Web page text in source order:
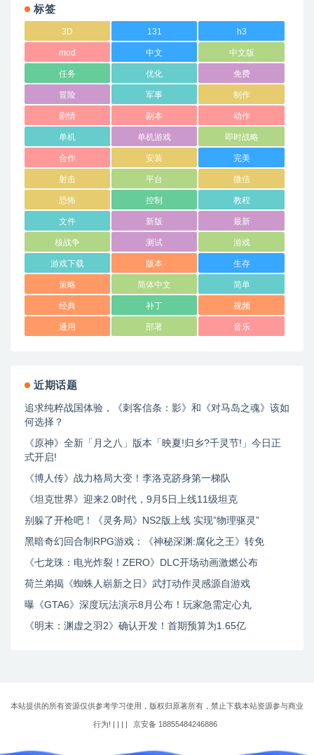
标签
3D 131 h3
mod 中文 中文版
任务 优化 免费
冒险 军事 制作
剧情 副本 动作
单机 单机游戏 即时战略
合作 安装 完美
射击 平台 微信
恐怖 控制 教程
文件 新版 最新
核战争 测试 游戏
游戏下载 版本 生存
策略 简体中文 简单
经典 补丁 视频
通用 部署 音乐
近期话题
追求纯粹战国体验，《刺客信条：影》和《对马岛之魂》该如
何选择？
《原神》全新「月之八」版本「映夏!归乡?千灵节!」今日正
式开启!
《博人传》战力格局大变！李洛克跻身第一梯队
《坦克世界》迎来2.0时代，9月5日上线11级坦克
别躲了开枪吧！《灵务局》NS2版上线 实现”物理驱灵”
黑暗奇幻回合制RPG游戏：《神秘深渊:腐化之王》转免
《七龙珠：电光炸裂！ZERO》DLC开场动画激燃公布
荷兰弟揭《蜘蛛人崭新之日》武打动作灵感源自游戏
曝《GTA6》深度玩法演示8月公布！玩家急需定心丸
《明末：渊虚之羽2》确认开发！首期预算为1.65亿
本站提供的所有资源仅供参考学习使用，版权归原著所有，禁止下载本站资源参与商业
行为! | | | | 京安备 18855484246886